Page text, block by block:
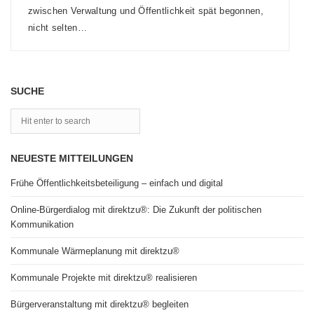
zwischen Verwaltung und Öffentlichkeit spät begonnen,
nicht selten…
SUCHE
NEUESTE MITTEILUNGEN
Frühe Öffentlichkeitsbeteiligung – einfach und digital
Online-Bürgerdialog mit direktzu®: Die Zukunft der politischen
Kommunikation
Kommunale Wärmeplanung mit direktzu®
Kommunale Projekte mit direktzu® realisieren
Bürgerveranstaltung mit direktzu® begleiten